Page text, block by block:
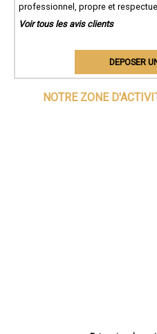
professionnel, propre et
Voir tous les avis clients
DEPOSER
NOTRE ZONE